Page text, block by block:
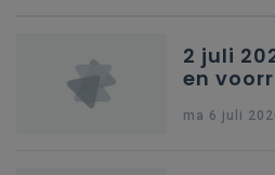
2 juli
en
ma 6 juli